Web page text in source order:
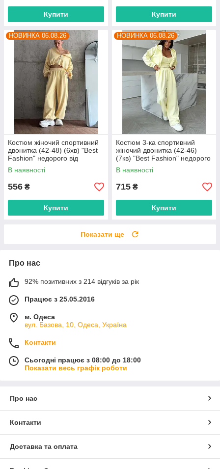
Купити Купити
НОВИНКА 06.08.26
Костюм жіночий спортивний
двонитка (42-48) (6хв) "Best
Fashion" недорого від
прямого постачальника
В наявності
556 ₴
Купити
НОВИНКА 06.08.26
Костюм 3-ка спортивний
жіночий двонитка (42-46)
(7кв) "Best Fashion" недорого
від прямого постачальника
В наявності
715 ₴
Купити
Показати ще
Про нас
92% позитивних з 214 відгуків за рік
Працює з 25.05.2016
м. Одеса
вул. Базова, 10, Одеса, Україна
Контакти
Сьогодні працює з 08:00 до 18:00
Показати весь графік роботи
Про нас
Контакти
Доставка та оплата